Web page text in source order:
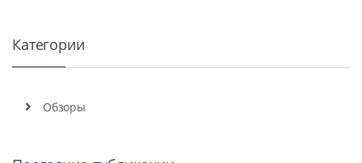
Категории
Обзоры